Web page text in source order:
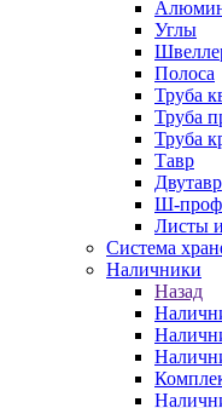
Углы
Полоса
Труба
Труба
Труба
Тавр
Двутавр
Ш-
Листы
Система
Наличники
Назад